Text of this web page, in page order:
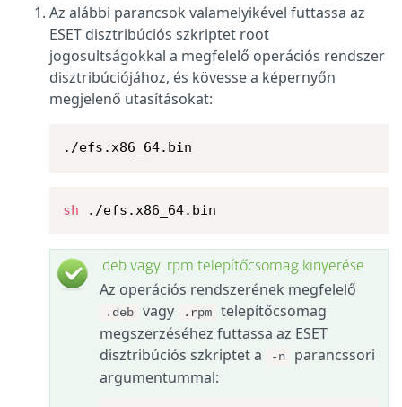
Az alábbi parancsok valamelyikével futtassa az
ESET disztribúciós szkriptet root
jogosultságokkal a megfelelő operációs rendszer
disztribúciójához, és kövesse a képernyőn
megjelenő utasításokat:
./efs.x86_64.bin
sh ./efs.x86_64.bin
.deb vagy .rpm telepítőcsomag kinyerése
Az operációs rendszerének megfelelő
.deb vagy .rpm
telepítőcsomag
megszerzéséhez futtassa az ESET
disztribúciós szkriptet a
-n
parancssori
argumentummal: